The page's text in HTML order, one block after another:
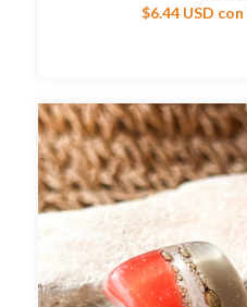
$6.44 USD con